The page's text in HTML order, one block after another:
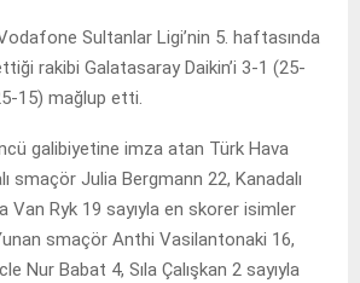
Sultanlar Ligi’nin 5. haftasında
rakibi Galatasaray Daikin’i 3-1 (25-
15) mağlup etti.
galibiyetine imza atan Türk Hava
smaçör Julia Bergmann 22, Kanadalı
Van Ryk 19 sayıyla en skorer isimler
smaçör Anthi Vasilantonaki 16,
Nur Babat 4, Sıla Çalışkan 2 sayıyla